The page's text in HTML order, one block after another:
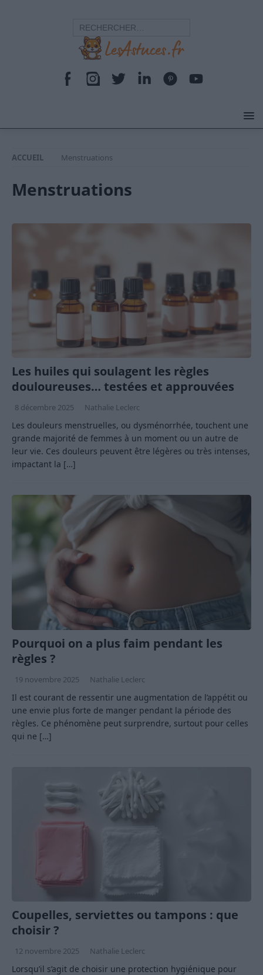
ACCUEIL Menstruations
Menstruations
Les huiles qui soulagent les règles
douloureuses… testées et approuvées
8 décembre 2025 Nathalie Leclerc
Les douleurs menstruelles, ou dysménorrhée, touchent une
grande majorité de femmes à un moment ou un autre de
leur vie. Ces douleurs peuvent être légères ou très intenses,
impactant la […]
Pourquoi on a plus faim pendant les
règles ?
19 novembre 2025 Nathalie Leclerc
Il est courant de ressentir une augmentation de l’appétit ou
une envie plus forte de manger pendant la période des
règles. Ce phénomène peut surprendre, surtout pour celles
qui ne […]
Coupelles, serviettes ou tampons : que
choisir ?
12 novembre 2025 Nathalie Leclerc
Lorsqu’il s’agit de choisir une protection hygiénique pour